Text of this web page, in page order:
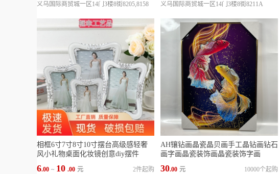
义乌国际商贸城一区14门3楼8街8205,8158
义乌国际商贸城一区14门3楼8街8211A
相框6寸7寸8寸10寸摆台高级感轻奢
风小礼物桌面化妆镜创意diy摆件
6.00 ~ 10 .00 元
2件起购
AH镶钻画晶瓷晶贝画手工晶钻画钻石
画字画晶瓷装饰画晶瓷装饰字画
30.00 元
10000个起购